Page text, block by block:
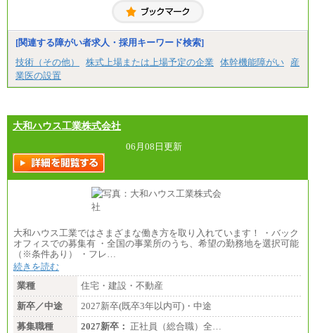
[関連する障がい者求人・採用キーワード検索]
技術（その他）
株式上場または上場予定の企業 体幹機能障がい
産
業医の設置
大和ハウス工業株式会社
06月08日更新
大和ハウス工業ではさまざまな働き方を取り入れています！ ・バック
オフィスでの募集有 ・全国の事業所のうち、希望の勤務地を選択可能
（※条件あり） ・フレ…
続きを読む
業種
住宅・建設・不動産
新卒／中途
2027新卒(既卒3年以内可)・中途
募集職種
2027新卒： 正社員（総合職）全…